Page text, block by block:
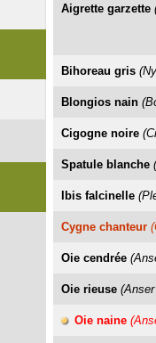
Aigrette garzette
Bihoreau gris
Blongios nain
Cigogne noire
Spatule blanche
Ibis falcinelle
Cygne chanteur
Oie cendrée
Oie rieuse
Oie naine